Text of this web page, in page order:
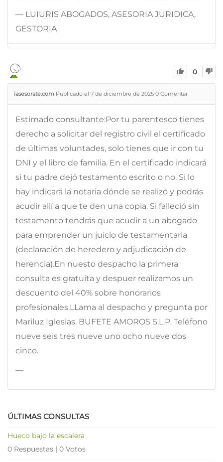
— LUIURIS ABOGADOS, ASESORIA JURIDICA,
GESTORIA
0
iasesorate.com Publicado el 7 de diciembre de 2025 0 Comentar
Estimado consultante:Por tu parentesco tienes
derecho a solicitar del registro civil el certificado
de últimas voluntades, solo tienes que ir con tu
DNI y el libro de familia. En el certificado indicará
si tu padre dejó testamento escrito o no. Si lo
hay indicará la notaria dónde se realizó y podrás
acudir allí a que te den una copia. Si falleció sin
testamento tendrás que acudir a un abogado
para emprender un juicio de testamentaria
(declaración de heredero y adjudicación de
herencia).En nuesto despacho la primera
consulta es gratuita y despuer realizamos un
descuento del 40% sobre honorarios
profesionales.LLama al despacho y pregunta por
Mariluz Iglesias. BUFETE AMOROS S.L.P. Teléfono
nueve seis tres nueve uno ocho nueve dos
cinco.
—
ÚLTIMAS CONSULTAS
Hueco bajo la escalera
0 Respuestas | 0 Votos